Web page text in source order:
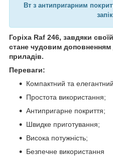
Вт з антипригарним
Горіха Raf 246, завдяки
стане чудовим
приладів.
Переваги:
Компактний та
Простота використання;
Антипригарне покриття;
Швидке приготування;
Висока потужність;
Безпечне використання